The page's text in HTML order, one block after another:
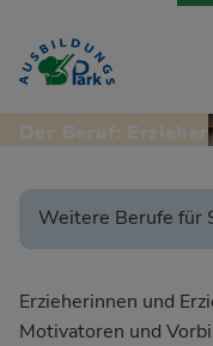
Zur Navigation springen
Zu den Hauptinhalten
Der Beruf:
Erzieherinnen und
Motivatoren und
Weitere Berufe für